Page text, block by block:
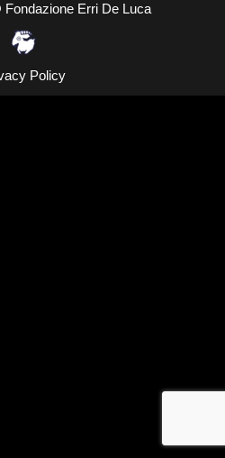
Fondazione Erri De Luca
Policy